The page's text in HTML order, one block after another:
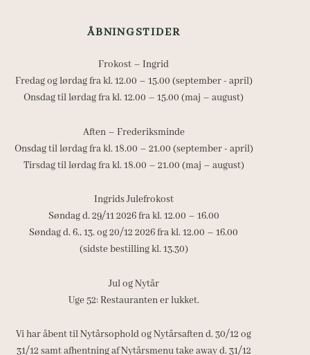
ÅBNINGSTIDER
Frokost – Ingrid
Fredag og lørdag fra kl. 12.00 – 15.00 (september - april)
Onsdag til lørdag fra kl. 12.00 – 15.00 (maj – august)
Aften – Frederiksminde
Onsdag til lørdag fra kl. 18.00 – 21.00 (september - april)
Tirsdag til lørdag fra kl. 18.00 – 21.00 (maj – august)
Ingrids Julefrokost
Søndag d. 29/11 2026 fra kl. 12.00 – 16.00
Søndag d. 6., 13. og 20/12 2026 fra kl. 12.00 – 16.00
(sidste bestilling kl. 13.30)
Jul og Nytår
Uge 52: Restauranten er lukket.
Vi har åbent til Nytårsophold og Nytårsaften d. 30/12 og
31/12 samt afhentning af Nytårsmenu take away d. 31/12